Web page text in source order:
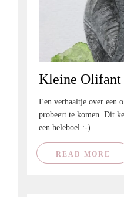
Kleine Olifant
Een verhaaltje over een
probeert te komen. Dit
een heleboel :-).
READ MORE